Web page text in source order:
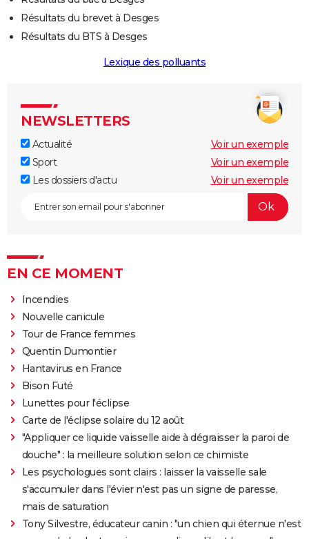
Résultats du brevet à Desges
Résultats du BTS à Desges
Lexique des polluants
NEWSLETTERS
Actualité
Voir un exemple
Sport
Voir un exemple
Les dossiers d'actu
Voir un exemple
EN CE MOMENT
Incendies
Nouvelle canicule
Tour de France femmes
Quentin Dumontier
Hantavirus en France
Bison Futé
Lunettes pour l'éclipse
Carte de l'éclipse solaire du 12 août
"Appliquer ce liquide vaisselle aide à dégraisser la paroi de
douche" : la meilleure solution selon ce chimiste
Les psychologues sont clairs : laisser la vaisselle sale
s'accumuler dans l'évier n'est pas un signe de paresse,
mais de saturation
Tony Silvestre, éducateur canin : "un chien qui éternue n'est